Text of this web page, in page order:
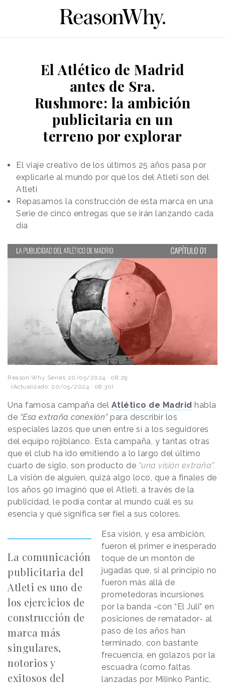
El Atlético de Madrid
antes de Sra.
Rushmore: la ambición
publicitaria en un
terreno por explorar
El viaje creativo de los últimos 25 años pasa por
explicarle al mundo por qué los del Atleti son del
Atleti
Repasamos la construcción de esta marca en una
Serie de cinco entregas que se irán lanzando cada
día
Reason Why Series 20/05/2024 · 08:29
(Actualizado: 20/05/2024 · 08:30)
Una famosa campaña del Atlético de Madrid habla
de “Esa extraña conexión”para describir los
especiales lazos que unen entre sí a los seguidores
del equipo rojiblanco. Esta campaña, y tantas otras
que el club ha ido emitiendo a lo largo del último
cuarto de siglo, son producto de “una visión extraña”.
La visión de alguien, quizá algo loco, que a finales de
los años 90 imaginó que el Atleti, a través de la
publicidad, le podía contar al mundo cuál es su
esencia y qué significa ser fiel a sus colores.
La comunicación
publicitaria del
Atleti es uno de
los ejercicios de
construcción de
marca más
singulares,
notorios y
exitosos del
Esa visión, y esa ambición,
fueron el primer e inesperado
toque de un montón de
jugadas que, si al principio no
fueron más allá de
prometedoras incursiones
por la banda -con “El Juli” en
posiciones de rematador- al
paso de los años han
terminado, con bastante
frecuencia, en golazos por la
escuadra (como faltas
lanzadas por Milinko Pantic,